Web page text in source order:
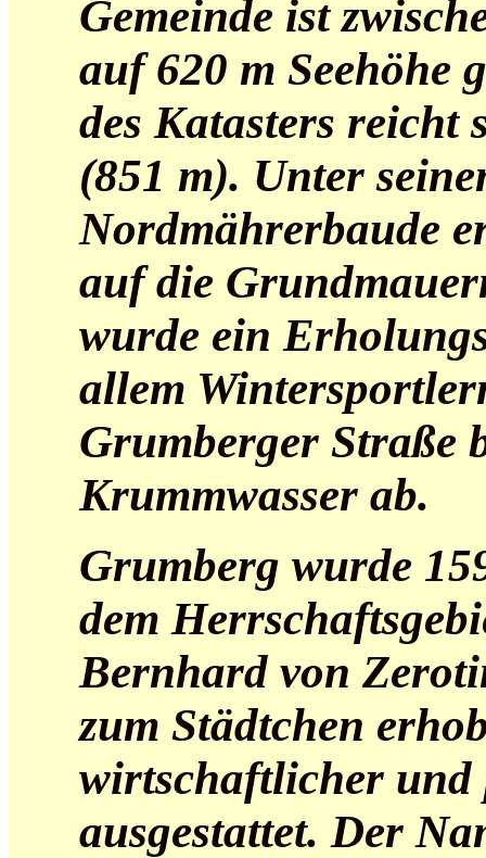
Gemeinde ist
auf 620 m Seehöhe
des Katasters reicht
(851 m). Unter
Nordmährerbaude
auf die
wurde ein
allem
Grumberger Straße
Krummwasser ab.
Grumberg wurde
dem
Bernhard von
zum Städtchen
wirtschaftlicher und
ausgestattet. Der